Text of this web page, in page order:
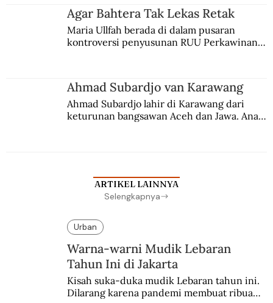
Agar Bahtera Tak Lekas Retak
Maria Ullfah berada di dalam pusaran
kontroversi penyusunan RUU Perkawinan.
Ahmad Subardjo van Karawang
Ahmad Subardjo lahir di Karawang dari
keturunan bangsawan Aceh dan Jawa. Anak
ARTIKEL LAINNYA
Selengkapnya
Urban
Warna-warni Mudik Lebaran
Tahun Ini di Jakarta
Kisah suka-duka mudik Lebaran tahun ini.
Dilarang karena pandemi membuat ribuan